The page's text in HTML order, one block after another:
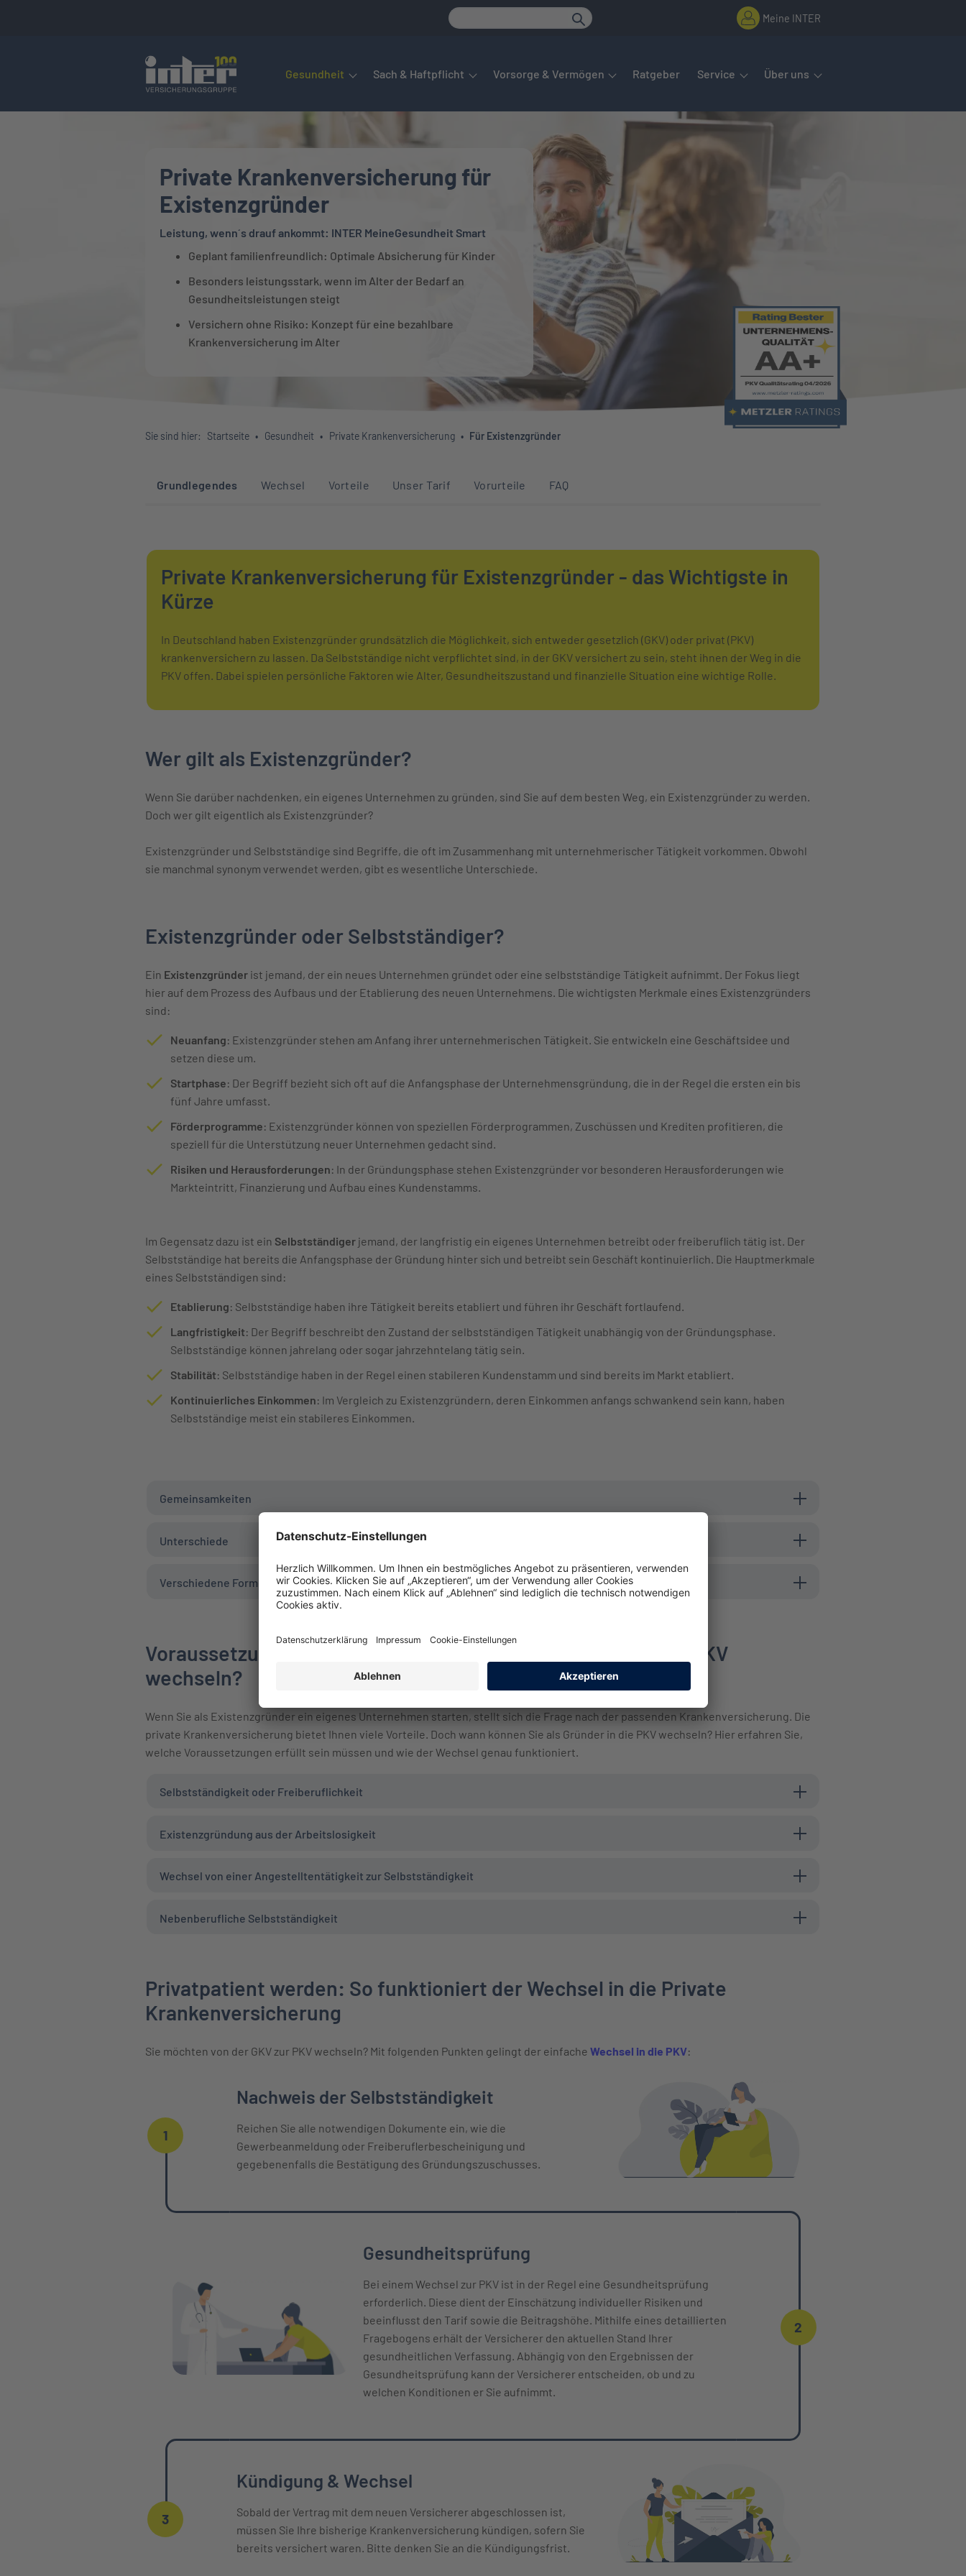
Meine INTER
Hier befindet sich das Hauptmenü. Dieses lässt sich per Tab steuern. Untermenüs öffnet man mit der Leertaste oder Pfeil nach unten.
Gesundheit Sach & Haftpflicht Vorsorge & Vermögen Ratgeber Service Über uns
Private Krankenversicherung für
Existenzgründer
Leistung, wenn´s drauf ankommt: INTER MeineGesundheit Smart
Geplant familienfreundlich: Optimale Absicherung für Kinder
Besonders leistungsstark, wenn im Alter der Bedarf an
Gesundheitsleistungen steigt
Versichern ohne Risiko: Konzept für eine bezahlbare
Krankenversicherung im Alter
Sie sind hier: Startseite Gesundheit Private Krankenversicherung Für Existenzgründer
Sprunglinks zu den Abschnitten auf dieser Seite
Grundlegendes Wechsel Vorteile Unser Tarif Vorurteile FAQ
Private Krankenversicherung für Existenzgründer - das Wichtigste in
Kürze
In Deutschland haben Existenzgründer grundsätzlich die Möglichkeit, sich entweder gesetzlich (GKV) oder privat (PKV)
krankenversichern zu lassen. Da Selbstständige nicht verpflichtet sind, in der GKV versichert zu sein, steht ihnen der Weg in die
PKV offen. Dabei spielen persönliche Faktoren wie Alter, Gesundheitszustand und finanzielle Situation eine wichtige Rolle.
Wer gilt als Existenzgründer?
Wenn Sie darüber nachdenken, ein eigenes Unternehmen zu gründen, sind Sie auf dem besten Weg, ein Existenzgründer zu werden.
Doch wer gilt eigentlich als Existenzgründer?
Existenzgründer und Selbstständige sind Begriffe, die oft im Zusammenhang mit unternehmerischer Tätigkeit vorkommen. Obwohl
sie manchmal synonym verwendet werden, gibt es wesentliche Unterschiede.
Existenzgründer oder Selbstständiger?
Ein Existenzgründer ist jemand, der ein neues Unternehmen gründet oder eine selbstständige Tätigkeit aufnimmt. Der Fokus liegt
hier auf dem Prozess des Aufbaus und der Etablierung des neuen Unternehmens. Die wichtigsten Merkmale eines Existenzgründers
sind:
Neuanfang: Existenzgründer stehen am Anfang ihrer unternehmerischen Tätigkeit. Sie entwickeln eine Geschäftsidee und
setzen diese um.
Startphase: Der Begriff bezieht sich oft auf die Anfangsphase der Unternehmensgründung, die in der Regel die ersten ein bis
fünf Jahre umfasst.
Förderprogramme: Existenzgründer können von speziellen Förderprogrammen, Zuschüssen und Krediten profitieren, die
speziell für die Unterstützung neuer Unternehmen gedacht sind.
Risiken und Herausforderungen: In der Gründungsphase stehen Existenzgründer vor besonderen Herausforderungen wie
Markteintritt, Finanzierung und Aufbau eines Kundenstamms.
Im Gegensatz dazu ist ein Selbstständiger jemand, der langfristig ein eigenes Unternehmen betreibt oder freiberuflich tätig ist. Der
Selbstständige hat bereits die Anfangsphase der Gründung hinter sich und betreibt sein Geschäft kontinuierlich. Die Hauptmerkmale
eines Selbstständigen sind:
Etablierung: Selbstständige haben ihre Tätigkeit bereits etabliert und führen ihr Geschäft fortlaufend.
Langfristigkeit: Der Begriff beschreibt den Zustand der selbstständigen Tätigkeit unabhängig von der Gründungsphase.
Selbstständige können jahrelang oder sogar jahrzehntelang tätig sein.
Stabilität: Selbstständige haben in der Regel einen stabileren Kundenstamm und sind bereits im Markt etabliert.
Kontinuierliches Einkommen: Im Vergleich zu Existenzgründern, deren Einkommen anfangs schwankend sein kann, haben
Selbstständige meist ein stabileres Einkommen.
Gemeinsamkeiten
Unterschiede
Verschiedene Formen der Existenzgründung
Voraussetzungen: Wann kann ich als Existenzgründer in die PKV
wechseln?
Wenn Sie als Existenzgründer ein eigenes Unternehmen starten, stellt sich die Frage nach der passenden Krankenversicherung. Die
private Krankenversicherung bietet Ihnen viele Vorteile. Doch wann können Sie als Gründer in die PKV wechseln? Hier erfahren Sie,
welche Voraussetzungen erfüllt sein müssen und wie der Wechsel genau funktioniert.
Selbstständigkeit oder Freiberuflichkeit
Existenzgründung aus der Arbeitslosigkeit
Wechsel von einer Angestelltentätigkeit zur Selbstständigkeit
Nebenberufliche Selbstständigkeit
Privatpatient werden: So funktioniert der Wechsel in die Private
Krankenversicherung
Sie möchten von der GKV zur PKV wechseln? Mit folgenden Punkten gelingt der einfache Wechsel in die PKV:
1
Nachweis der Selbstständigkeit
Reichen Sie alle notwendigen Dokumente ein, wie die
Gewerbeanmeldung oder Freiberuflerbescheinigung und
gegebenenfalls die Bestätigung des Gründungszuschusses.
Gesundheitsprüfung
Bei einem Wechsel zur PKV ist in der Regel eine Gesundheitsprüfung
erforderlich. Diese dient der Einschätzung individueller Risiken und
beeinflusst den Tarif sowie die Beitragshöhe. Mithilfe eines detaillierten
Fragebogens erhält der Versicherer den aktuellen Stand Ihrer
gesundheitlichen Verfassung. Abhängig von den Ergebnissen der
Gesundheitsprüfung kann der Versicherer entscheiden, ob und zu
welchen Konditionen er Sie aufnimmt.
2
3
Kündigung & Wechsel
Sobald der Vertrag mit dem neuen Versicherer abgeschlossen ist,
müssen Sie Ihre bisherige Krankenversicherung kündigen, sofern Sie
bereits versichert waren. Bitte denken Sie an die Kündigungsfrist.